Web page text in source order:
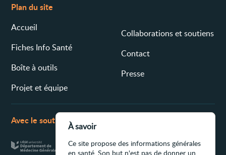
Plan du site
Accueil
Fiches Info Santé
Boîte à outils
Projet et équipe
Collaborations et soutiens
Contact
Presse
Avec le soutien de
À savoir
Ce site propose des informations générales
en santé. Son but n'est pas de donner un